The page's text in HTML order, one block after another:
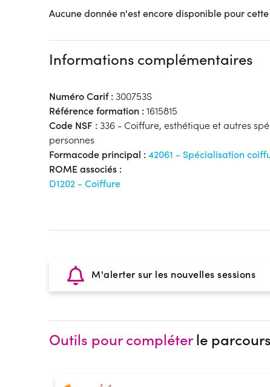
Restauration :Une salle de pause accueillante
dispositions: micro-ondes, réfrigérateur, machine
quais de trains et arrêt de bus.
Aucune donnée n'est encore disponible pour
Informations complémentaires
Numéro Carif : 300753S
Référence formation : 1615815
Code NSF : 336 - Coiffure, esthétique et autres
personnes
Formacode principal : 42061 - Spécialisation
ROME associés :
D1202 - Coiffure
M'alerter sur les nouvelles sessions
Outils pour compléterle